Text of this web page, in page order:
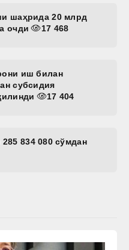
шаҳрида 20 млрд
очди
17 468
иш билан
субсидия
17 404
834 080 сўмдан